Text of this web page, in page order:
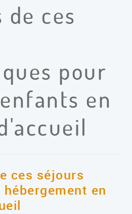
de ces
pour
en
ces séjours
en